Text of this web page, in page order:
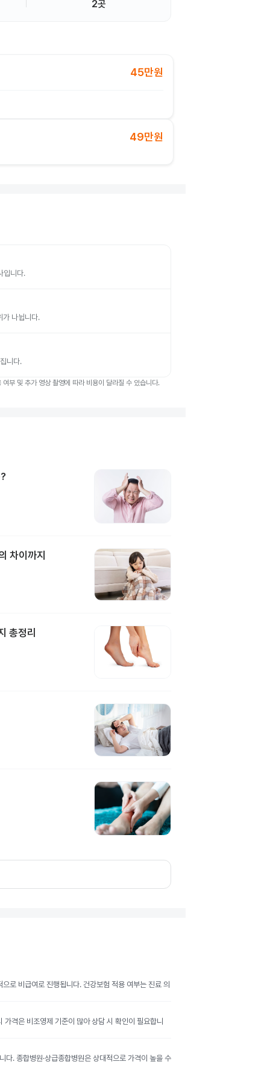
2곳
45만원
49만원
입니다.
가 나뉩니다.
니다.
부 및 추가 영상 촬영에 따라 비용이 달라질 수 있습니다.
차이까지
총정리
로 비급여로 진행됩니다. 건강보험 적용 여부는 진료 의
격은 비조영제 기준이 많아 상담 시 확인이 필요합니
. 종합병원·상급종합병원은 상대적으로 가격이 높을 수